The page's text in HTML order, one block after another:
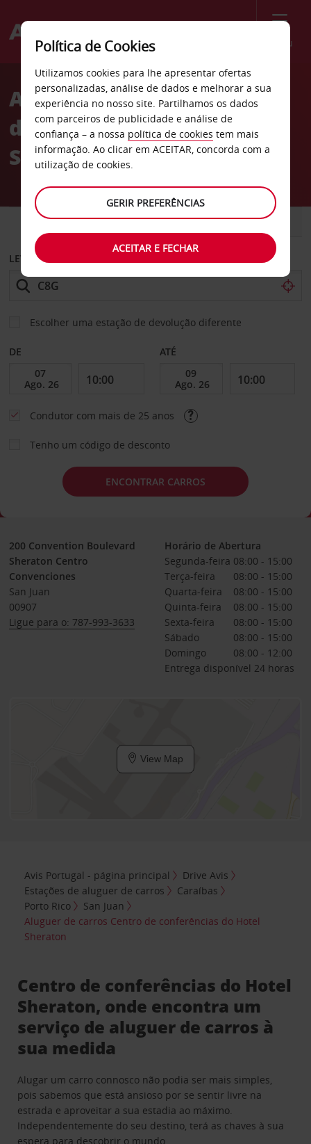
Menu
Welcome
AvisAluguer de carros Centro
de conferências do Hotel
Sheraton
CARRO COMERCIAIS
LEVANTAR EM
Escolher uma estação de devolução diferente
DE ATÉ
Condutor com mais de 25 anos
Tenho um código de desconto
ENCONTRAR CARROS
200 Convention Boulevard
Sheraton Centro
Convenciones
San Juan
00907
Ligue para o: 787-993-3633
Horário de Abertura
Segunda-feira 08:00 - 15:00
Terça-feira
08:00 - 15:00
Quarta-feira
08:00 - 15:00
Quinta-feira
08:00 - 15:00
Sexta-feira
08:00 - 15:00
Sábado
08:00 - 15:00
Domingo
08:00 - 12:00
Entrega disponível 24 horas
View Map
Avis Portugal - página principal
Drive Avis
Estações de aluguer de carros
Caraíbas
Porto Rico
San Juan
Aluguer de carros Centro de conferências do Hotel
Sheraton
Centro de conferências do Hotel
Sheraton, onde encontra um
serviço de aluguer de carros à
sua medida
Alugar um carro connosco não podia ser mais simples,
pois sabemos que está ansioso por se sentir livre na
estrada e aproveitar a sua estadia ao máximo.
Independentemente do seu destino, terá as chaves à sua
espera para descobrir o mundo.
Política de Cookies
Utilizamos cookies para lhe apresentar ofertas
personalizadas, análise de dados e melhorar a sua
experiência no nosso site. Partilhamos os dados
com parceiros de publicidade e análise de
confiança – a nossa política de cookies tem mais
informação. Ao clicar em ACEITAR, concorda com a
utilização de cookies.
GERIR PREFERÊNCIAS
ACEITAR E FECHAR